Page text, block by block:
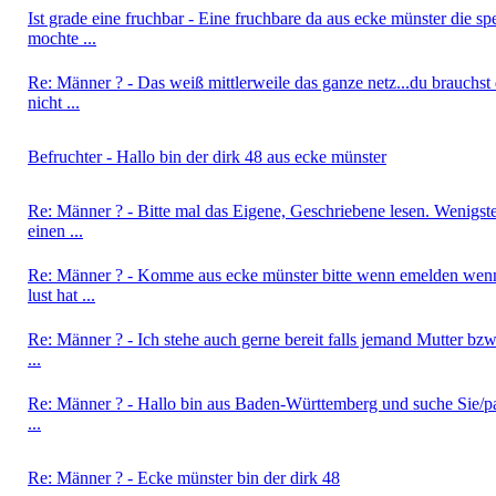
Ist grade eine fruchbar - Eine fruchbare da aus ecke münster die
mochte ...
Re: Männer ? - Das weiß mittlerweile das ganze netz...du brauchst
nicht ...
Befruchter - Hallo bin der dirk 48 aus ecke münster
Re: Männer ? - Bitte mal das Eigene, Geschriebene lesen.
einen ...
Re: Männer ? - Komme aus ecke münster bitte wenn emelden
lust hat ...
Re: Männer ? - Ich stehe auch gerne bereit falls jemand Mutter
...
Re: Männer ? - Hallo bin aus Baden-Württemberg und suche Sie/
...
Re: Männer ? - Ecke münster bin der dirk 48